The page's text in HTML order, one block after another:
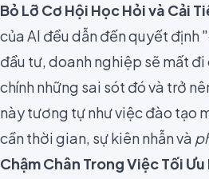
Bỏ Lỡ Cơ Hội Học Hỏi và Cải
của AI đều dẫn đến quyết định
đầu tư, doanh nghiệp sẽ mất
chính những sai sót đó và trở
này tương tự như việc đào tạo
cần thời gian, sự kiên nhẫn và
Chậm Chân Trong Việc Tối Ưu